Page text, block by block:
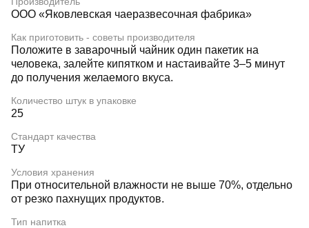
ООО «Яковлевская чаеразвесочная фабрика»
Как приготовить - советы производителя
Положите в заварочный чайник один пакетик на
человека, залейте кипятком и настаивайте 3–5 минут
до получения желаемого вкуса.
Количество штук в упаковке
25
Стандарт качества
ТУ
Условия хранения
При относительной влажности не выше 70%, отдельно
от резко пахнущих продуктов.
Тип напитка